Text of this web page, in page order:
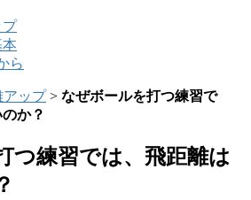
プ
ら
アップ> なぜボールを打つ練習で
か？
つ練習では、飛距離は